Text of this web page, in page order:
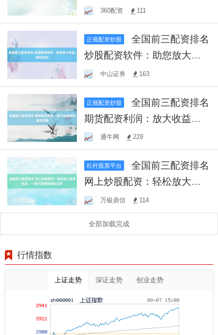
的投资新选择
360配资 111
正规配资炒股
全国前三配资排名
炒股配资软件：助您放大收
益，轻松炒股！
中山证券 163
正规配资炒股
全国前三配资排名
期货配资利润：放大收益的
机遇与风险
通牛网 229
杠杆股票平台
全国前三配资排名
网上炒股配资：轻松放大投
资效益，一键开启股市增值
之旅！
万银鼎信 114
全部加载完成
行情指数
上证走势 深证走势 创业走势